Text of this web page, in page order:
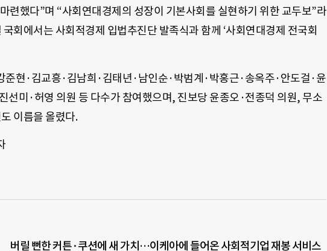
련했다”며 “사회연대경제의 성장이 기본사회를 실현하기 위한 교두보”라
회에서는 사회적경제 입법추진단 발족식과 함께 ‘사회연대경제 전국회
준현·김교흥·김남희·김태년·남인순·박범계·박홍근·송옥주·안도걸·윤
선미·허영 의원 등 다수가 참여했으며, 진보당 윤종오·전종덕 의원, 무소
이름을 올렸다.
버릴 뻔한 커튼·쿠션에 새 가치…이케아에 들어온 사회적기업 재봉 서비스